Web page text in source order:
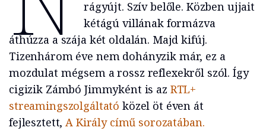
rágyújt. Szív belőle. Közben ujjait
kétágú villának formázva
áthúzza a szája két oldalán. Majd kifúj.
Tizenhárom éve nem dohányzik már, ez a
mozdulat mégsem a rossz reflexekről szól. Így
cigizik Zámbó Jimmyként is az RTL+
streamingszolgáltató közel öt éven át
fejlesztett,A Király című sorozatában.